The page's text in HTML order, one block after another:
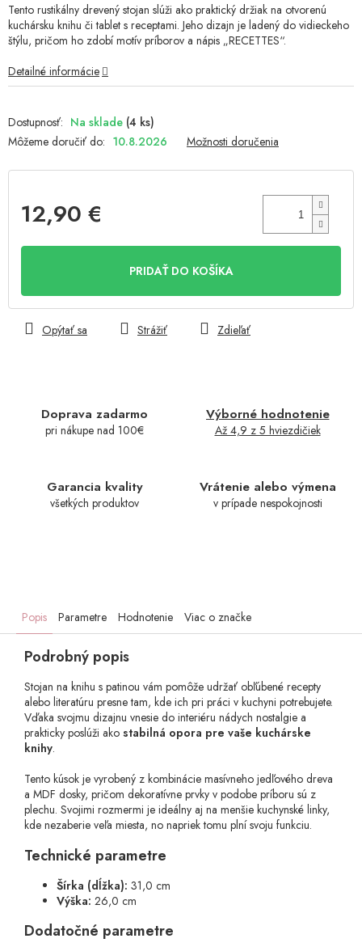
Na sklade (4 ks)
Môžeme doručiť do: 10.8.2026 Možnosti doručenia
12,90 €
PRIDAŤ DO KOŠÍKA
Doprava zadarmo
pri nákupe nad 100€
Výborné hodnotenie
Až 4,9 z 5 hviezdičiek
Garancia kvality
všetkých produktov
Vrátenie alebo výmena
v prípade nespokojnosti
Tento rustikálny drevený stojan slúži ako praktický držiak na otvorenú
kuchársku knihu či tablet s receptami. Jeho dizajn je ladený do vidieckeho
štýlu, pričom ho zdobí motív príborov a nápis „RECETTES“.
Detailné informácie
Opýtať sa Strážiť Zdieľať
z
5
hviezdičiek.
Popis Parametre Hodnotenie Viac o značke
Podrobný popis
Stojan na knihu s patinou vám pomôže udržať obľúbené recepty
alebo literatúru presne tam, kde ich pri práci v kuchyni potrebujete.
Vďaka svojmu dizajnu vnesie do interiéru nádych nostalgie a
prakticky poslúži ako stabilná opora pre vaše kuchárske
knihy.
Tento kúsok je vyrobený z kombinácie masívneho jedľového dreva
a MDF dosky, pričom dekoratívne prvky v podobe príboru sú z
plechu. Svojimi rozmermi je ideálny aj na menšie kuchynské linky,
kde nezaberie veľa miesta, no napriek tomu plní svoju funkciu.
Technické parametre
Šírka (dĺžka): 31,0 cm
Výška: 26,0 cm
Dodatočné parametre